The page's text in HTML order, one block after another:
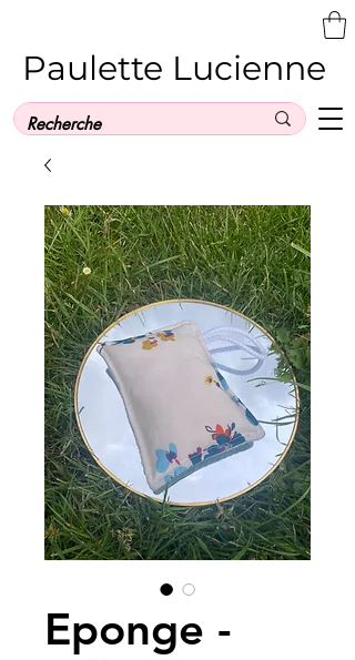
Paulette Lucienne
Eponge -